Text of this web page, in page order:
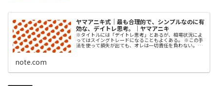
ヤマアニキ式｜最も合理的で、シンプルなのに有
効な、デイトレ思考。｜ヤマアニキ
※タイトルには「デイトレ思考」とあるが、相場状況によ
ってはスイングトレードになることもよくある。 ※この手
法を使って損失が出ても、オレは一切責任を負わない。
note.com